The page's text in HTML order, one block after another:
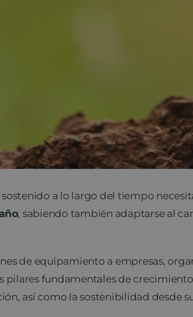
a lo largo del tiempo
, sabiendo también adaptarse al
de equipamiento a empresas,
pilares fundamentales de
así como la sostenibilidad desde